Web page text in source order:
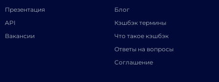
Презентация
API
Вакансии
Блог
Кэшбэк термины
Что такое кэшбэк
Ответы на вопросы
Соглашение